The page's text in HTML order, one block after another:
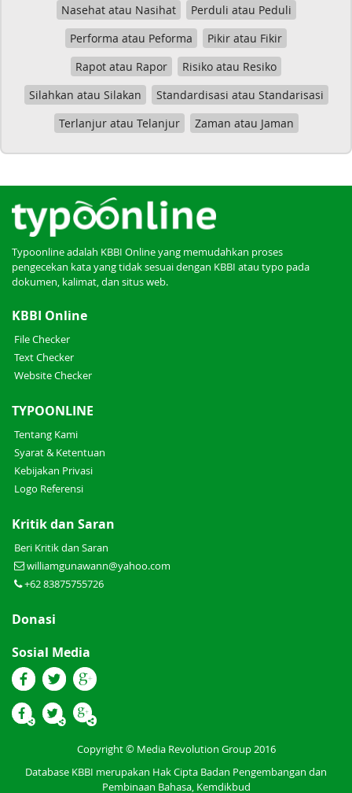
Nasehat atau Nasihat
Perduli atau Peduli
Performa atau Peforma
Pikir atau Fikir
Rapot atau Rapor
Risiko atau Resiko
Silahkan atau Silakan
Standardisasi atau Standarisasi
Terlanjur atau Telanjur
Zaman atau Jaman
Typoonline adalah KBBI Online yang memudahkan proses
pengecekan kata yang tidak sesuai dengan KBBI atau typo pada
dokumen, kalimat, dan situs web.
KBBI Online
File Checker
Text Checker
Website Checker
TYPOONLINE
Tentang Kami
Syarat & Ketentuan
Kebijakan Privasi
Logo Referensi
Kritik dan Saran
Beri Kritik dan Saran
williamgunawann@yahoo.com
+62 83875755726
Donasi
Sosial Media
Copyright © Media Revolution Group 2016
Database KBBI merupakan Hak Cipta Badan Pengembangan dan
Pembinaan Bahasa, Kemdikbud